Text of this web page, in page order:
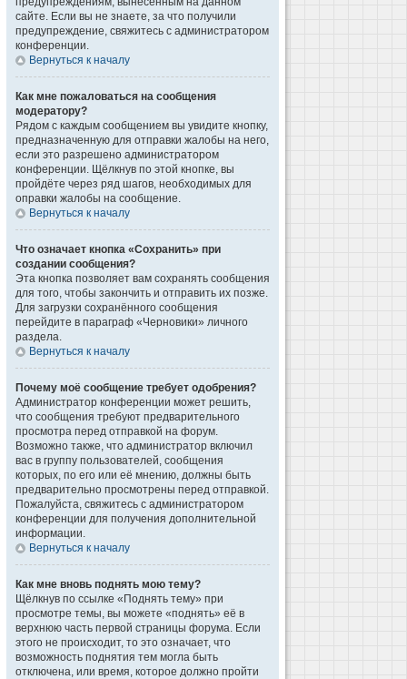
сайте. Если вы не знаете, за что получили
предупреждение, свяжитесь с администратором
конференции.
Вернуться к началу
Как мне пожаловаться на сообщения
модератору?
Рядом с каждым сообщением вы увидите кнопку,
предназначенную для отправки жалобы на него,
если это разрешено администратором
конференции. Щёлкнув по этой кнопке, вы
пройдёте через ряд шагов, необходимых для
оправки жалобы на сообщение.
Вернуться к началу
Что означает кнопка «Сохранить» при
создании сообщения?
Эта кнопка позволяет вам сохранять сообщения
для того, чтобы закончить и отправить их позже.
Для загрузки сохранённого сообщения
перейдите в параграф «Черновики» личного
раздела.
Вернуться к началу
Почему моё сообщение требует одобрения?
Администратор конференции может решить,
что сообщения требуют предварительного
просмотра перед отправкой на форум.
Возможно также, что администратор включил
вас в группу пользователей, сообщения
которых, по его или её мнению, должны быть
предварительно просмотрены перед отправкой.
Пожалуйста, свяжитесь с администратором
конференции для получения дополнительной
информации.
Вернуться к началу
Как мне вновь поднять мою тему?
Щёлкнув по ссылке «Поднять тему» при
просмотре темы, вы можете «поднять» её в
верхнюю часть первой страницы форума. Если
этого не происходит, то это означает, что
возможность поднятия тем могла быть
отключена, или время, которое должно пройти